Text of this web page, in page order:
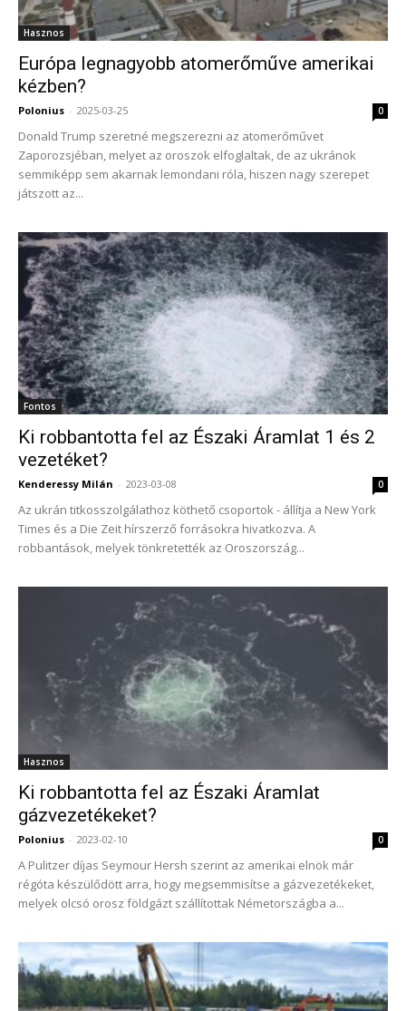
Hasznos
Európa legnagyobb atomerőműve amerikai
kézben?
Polonius - 2025-03-25 0
Donald Trump szeretné megszerezni az atomerőművet
Zaporozsjéban, melyet az oroszok elfoglaltak, de az ukránok
semmiképp sem akarnak lemondani róla, hiszen nagy szerepet
játszott az...
Fontos
Ki robbantotta fel az Északi Áramlat 1 és 2
vezetéket?
Kenderessy Milán - 2023-03-08 0
Az ukrán titkosszolgálathoz köthető csoportok - állítja a New York
Times és a Die Zeit hírszerző forrásokra hivatkozva. A
robbantások, melyek tönkretették az Oroszország...
Hasznos
Ki robbantotta fel az Északi Áramlat
gázvezetékeket?
Polonius - 2023-02-10 0
A Pulitzer díjas Seymour Hersh szerint az amerikai elnök már
régóta készülődött arra, hogy megsemmisítse a gázvezetékeket,
melyek olcsó orosz földgázt szállítottak Németországba a...